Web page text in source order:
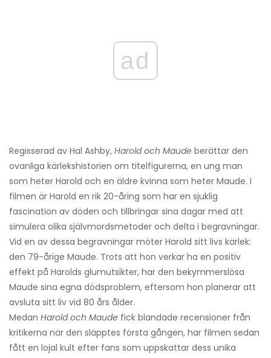
ad
Regisserad av Hal Ashby, Harold och Maude berättar den
ovanliga kärlekshistorien om titelfigurerna, en ung man
som heter Harold och en äldre kvinna som heter Maude. I
filmen är Harold en rik 20-åring som har en sjuklig
fascination av döden och tillbringar sina dagar med att
simulera olika självmordsmetoder och delta i begravningar.
Vid en av dessa begravningar möter Harold sitt livs kärlek:
den 79-årige Maude. Trots att hon verkar ha en positiv
effekt på Harolds glumutsikter, har den bekymmerslösa
Maude sina egna dödsproblem, eftersom hon planerar att
avsluta sitt liv vid 80 års ålder.
Medan Harold och Maude fick blandade recensioner från
kritikerna när den släpptes första gången, har filmen sedan
fått en lojal kult efter fans som uppskattar dess unika